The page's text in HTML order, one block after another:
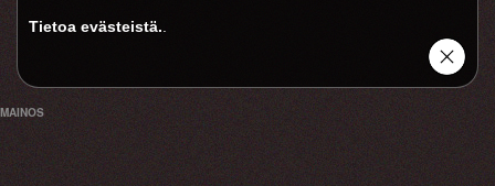
Tietoa evästeistä.
MAINOS